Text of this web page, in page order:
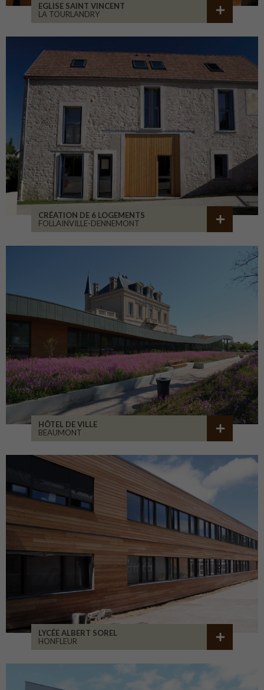
EGLISE SAINT VINCENT
LA TOURLANDRY
CRÉATION DE 6 LOGEMENTS
FOLLAINVILLE-DENNEMONT
HÔTEL DE VILLE
BEAUMONT
LYCÉE ALBERT SOREL
HONFLEUR